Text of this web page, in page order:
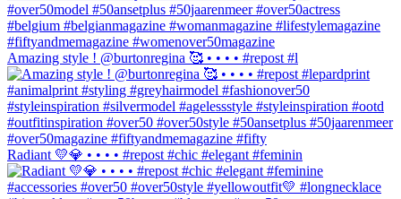
Amazing style ! @burtonregina 🥰 • • • • #repost #l
Radiant 💛💎 • • • • #repost #chic #elegant #feminin